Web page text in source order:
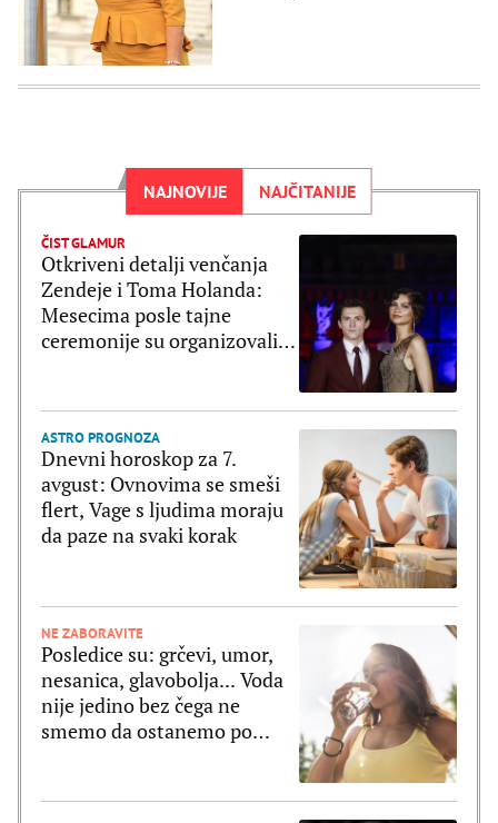
NAJNOVIJE NAJČITANIJE
ČIST GLAMUR
Otkriveni detalji venčanja
Zendeje i Toma Holanda:
Mesecima posle tajne
ceremonije su organizovali
ASTRO PROGNOZA
Dnevni horoskop za 7.
avgust: Ovnovima se smeši
flert, Vage s ljudima moraju
da paze na svaki korak
NE ZABORAVITE
Posledice su: grčevi, umor,
nesanica, glavobolja... Voda
nije jedino bez čega ne
smemo da ostanemo po